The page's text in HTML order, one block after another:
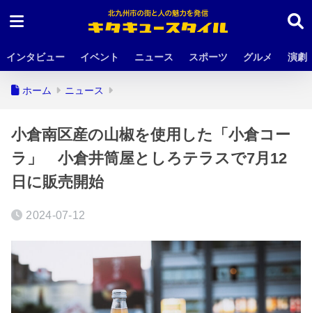
インタビュー イベント ニュース スポーツ グルメ 演劇
ホーム ニュース
小倉南区産の山椒を使用した「小倉コー
ラ」 小倉井筒屋としろテラスで7月12
日に販売開始
2024-07-12